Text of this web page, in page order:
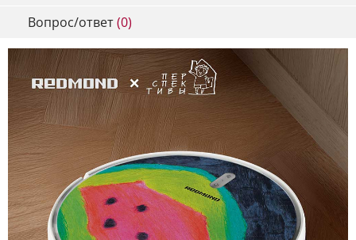
Вопрос/ответ(0)